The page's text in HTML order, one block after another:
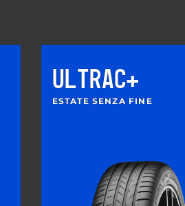
ULTRAC+
ESTATE SENZA FINE